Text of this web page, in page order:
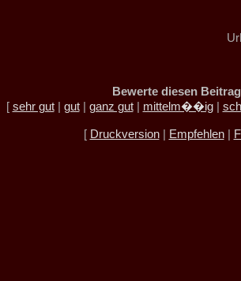
Bewerte diesen
[ sehr gut| gut| ganz gut| mittelm��ig|
[ Druckversion| Empfehlen|